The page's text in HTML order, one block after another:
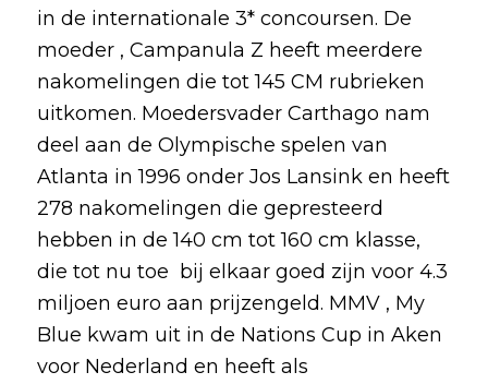
in de internationale 3* concoursen. De
moeder , Campanula Z heeft meerdere
nakomelingen die tot 145 CM rubrieken
uitkomen. Moedersvader Carthago nam
deel aan de Olympische spelen van
Atlanta in 1996 onder Jos Lansink en heeft
278 nakomelingen die gepresteerd
hebben in de 140 cm tot 160 cm klasse,
die tot nu toe bij elkaar goed zijn voor 4.3
miljoen euro aan prijzengeld. MMV , My
Blue kwam uit in de Nations Cup in Aken
voor Nederland en heeft als